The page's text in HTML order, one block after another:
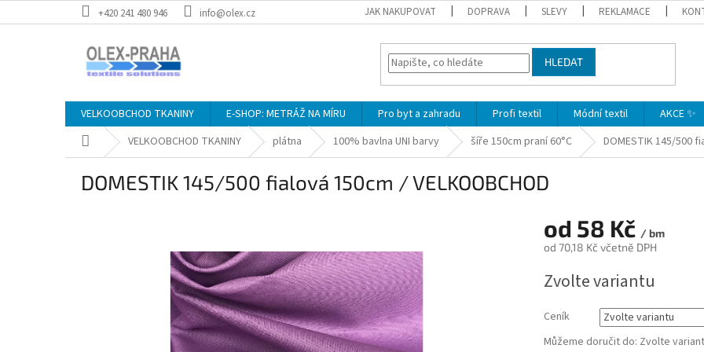
na
+420 241 480 946 info@olex.cz JAK NAKUPOVAT DOPRAVA SLEVY REKLAMACE
HLEDAT
VELKOOBCHOD TKANINY E-SHOP: METRÁŽ NA MÍRU Pro byt a zahradu Profi textil Módní textil AKCE ✨
Domů VELKOOBCHOD TKANINY plátna 100% bavlna UNI barvy šíře 150cm praní 60°C DOMESTIK 145/500
DOMESTIK 145/500 fialová 150cm / VELKOOBCHOD
od 58 Kč / bm
od 70,18 Kčvčetně DPH
cena:
Zvolte variantu
Ceník
Můžeme doručit do: Zvolte